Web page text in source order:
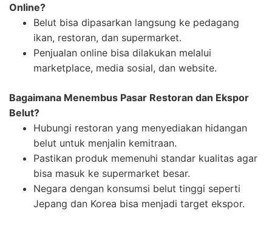
Online?
Belut bisa dipasarkan langsung ke pedagang
ikan, restoran, dan supermarket.
Penjualan online bisa dilakukan melalui
marketplace, media sosial, dan website.
Bagaimana Menembus Pasar Restoran dan Ekspor
Belut?
Hubungi restoran yang menyediakan hidangan
belut untuk menjalin kemitraan.
Pastikan produk memenuhi standar kualitas agar
bisa masuk ke supermarket besar.
Negara dengan konsumsi belut tinggi seperti
Jepang dan Korea bisa menjadi target ekspor.